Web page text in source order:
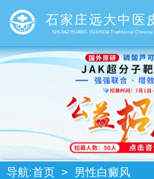
石家庄远大中医
SHIJIAZHUANG YUANDA Traditional
导航:首页 > 男性白癜风